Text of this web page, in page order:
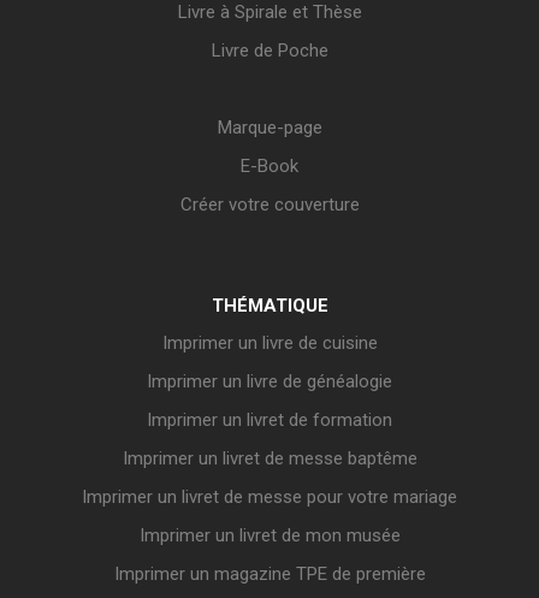
Livre à Spirale et Thèse
Livre de Poche
Marque-page
E-Book
Créer votre couverture
THÉMATIQUE
Imprimer un livre de cuisine
Imprimer un livre de généalogie
Imprimer un livret de formation
Imprimer un livret de messe baptême
Imprimer un livret de messe pour votre mariage
Imprimer un livret de mon musée
Imprimer un magazine TPE de première